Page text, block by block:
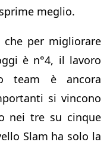
meglio.
per migliorare
è n°4, il lavoro
team è ancora
si vincono
nei tre su cinque
Slam ha solo la